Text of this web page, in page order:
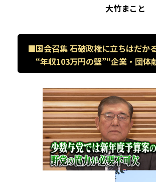
大竹まこと
■国会召集 石破政権に立ちはだか
“年収103万円の壁”“企業・団体